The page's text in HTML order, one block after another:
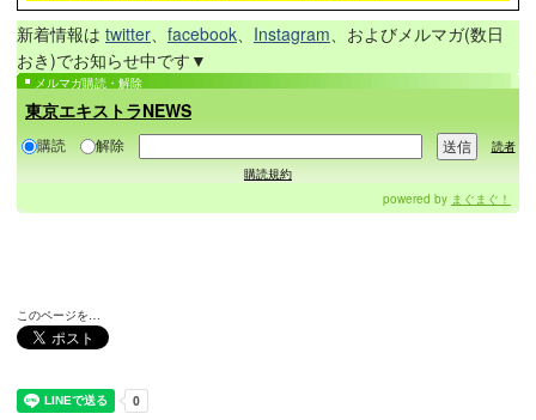
新着情報は twitter、 facebook、 Instagram、およびメルマガ(数日
おき)でお知らせ中です▼
メルマガ購読・解除
東京エキストラNEWS
購読 解除
読者
購読規約
powered by まぐまぐ！
このページを…